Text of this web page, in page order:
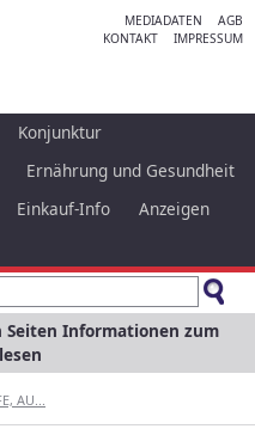
MEDIADATEN
AGB
KONTAKT
IMPRESSUM
Konjunktur
Ernährung und Gesundheit
Einkauf-Info
Anzeigen
Informationen zum
AU...